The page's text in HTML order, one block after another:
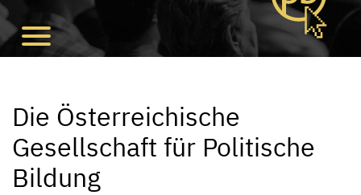
Die Österreichische
Gesellschaft für Politische
Bildung